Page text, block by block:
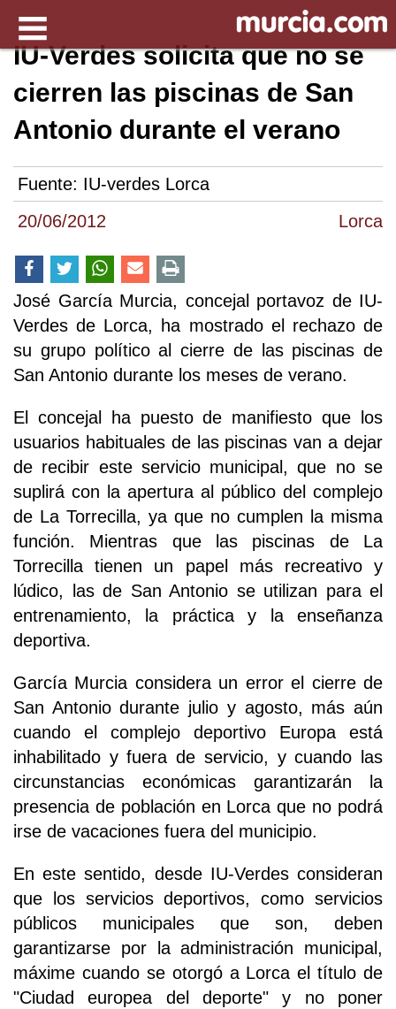
20/06/2012 Lorca
IU-Verdes solicita que no se
cierren las piscinas de San
Antonio durante el verano
Fuente: IU-verdes Lorca
José García Murcia, concejal portavoz de IU-
Verdes de Lorca, ha mostrado el rechazo de
su grupo político al cierre de las piscinas de
San Antonio durante los meses de verano.
El concejal ha puesto de manifiesto que los
usuarios habituales de las piscinas van a dejar
de recibir este servicio municipal, que no se
suplirá con la apertura al público del complejo
de La Torrecilla, ya que no cumplen la misma
función. Mientras que las piscinas de La
Torrecilla tienen un papel más recreativo y
lúdico, las de San Antonio se utilizan para el
entrenamiento, la práctica y la enseñanza
deportiva.
García Murcia considera un error el cierre de
San Antonio durante julio y agosto, más aún
cuando el complejo deportivo Europa está
inhabilitado y fuera de servicio, y cuando las
circunstancias económicas garantizarán la
presencia de población en Lorca que no podrá
irse de vacaciones fuera del municipio.
En este sentido, desde IU-Verdes consideran
que los servicios deportivos, como servicios
públicos municipales que son, deben
garantizarse por la administración municipal,
máxime cuando se otorgó a Lorca el título de
"Ciudad europea del deporte" y no poner